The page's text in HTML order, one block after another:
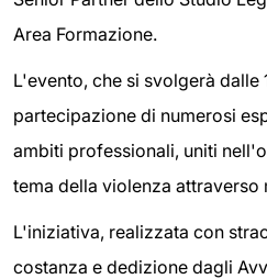
Area Formazione.
L'evento, che si svolgerà dalle
partecipazione di numerosi
ambiti professionali, uniti
tema della violenza
L'iniziativa, realizzata con
costanza e dedizione dagli